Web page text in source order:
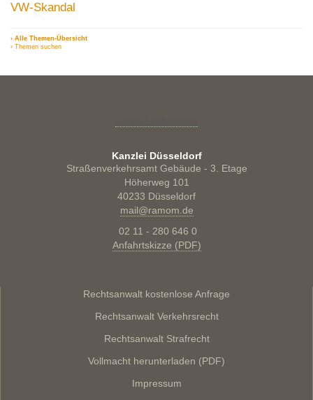
VW-Skandal
› Alle Themen-Übersicht
› Themen suchen
Kanzlei Düsseldorf
Straßenverkehrsamt Gebäude - 3. Etage
Höherweg 101
40233 Düsseldorf
mail@ramom.de
02 11 - 280 646 0
Anfahrtskizze (PDF)
Rechtsanwalt kostenlose Anfrage
Rechtsanwalt Verkehrsrecht
Rechtsanwalt Strafrecht
Vollmacht herunterladen (PDF)
Impressum